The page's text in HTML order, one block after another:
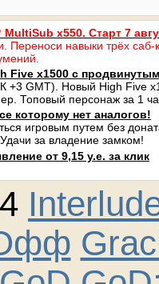
x550. Старт 7
навыки трёх саб-
Five x1500 с
GMT). Новый High Five
Топовый персонаж за 1
которому нет аналогов!
игровым путем без
за владение замком!
от 9,15 у.е. за клик